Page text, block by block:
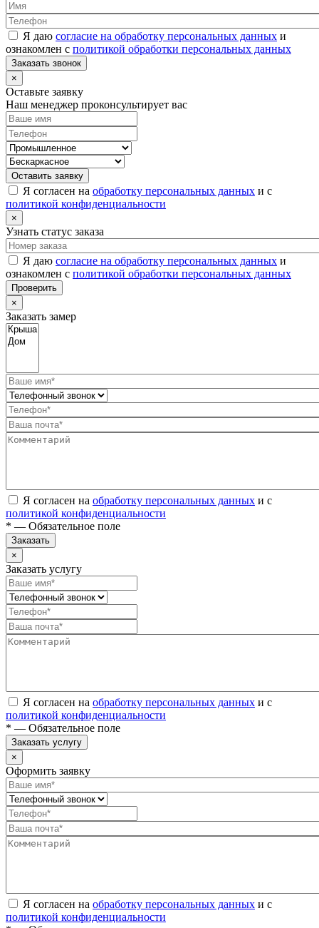
Я даю согласие на обработку персональных данных и
ознакомлен с политикой обработки персональных данных
Заказать звонок
×
Оставьте заявку
Наш менеджер проконсультирует вас
Оставить заявку
Я согласен на обработку персональных данных и с
политикой конфиденциальности
×
Узнать статус заказа
Я даю согласие на обработку персональных данных и
ознакомлен с политикой обработки персональных данных
Проверить
×
Заказать замер
Я согласен на обработку персональных данных и с
политикой конфиденциальности
* — Обязательное поле
Заказать
×
Заказать услугу
Я согласен на обработку персональных данных и с
политикой конфиденциальности
* — Обязательное поле
Заказать услугу
×
Оформить заявку
Я согласен на обработку персональных данных и с
политикой конфиденциальности